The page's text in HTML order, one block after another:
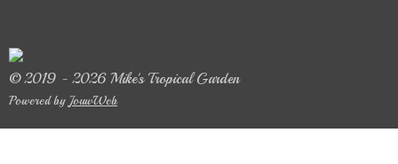
© 2019 - 2026 Mike's Tropical Garden
Powered byJouwWeb